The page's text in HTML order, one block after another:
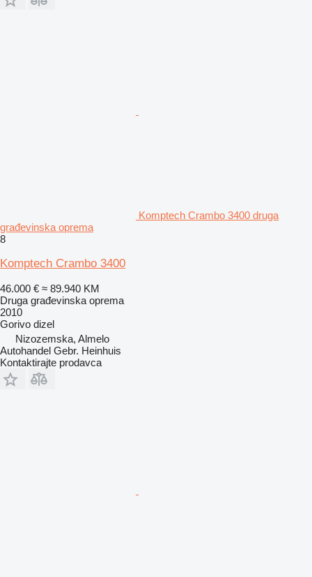
Komptech Crambo 3400 druga
građevinska oprema
8
Komptech Crambo 3400
46.000 € ≈ 89.940 KM
Druga građevinska oprema
2010
Gorivo dizel
Nizozemska, Almelo
Autohandel Gebr. Heinhuis
Kontaktirajte prodavca